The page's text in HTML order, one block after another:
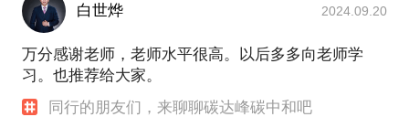
白世烨 2024.09.20
万分感谢老师，老师水平很高。以后多多向老师学
习。也推荐给大家。
同行的朋友们，来聊聊碳达峰碳中和吧